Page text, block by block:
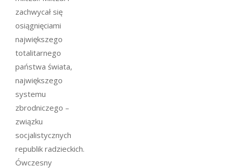
zachwycał się
osiągnięciami
największego
totalitarnego
państwa świata,
największego
systemu
zbrodniczego –
związku
socjalistycznych
republik radzieckich.
Ówczesny